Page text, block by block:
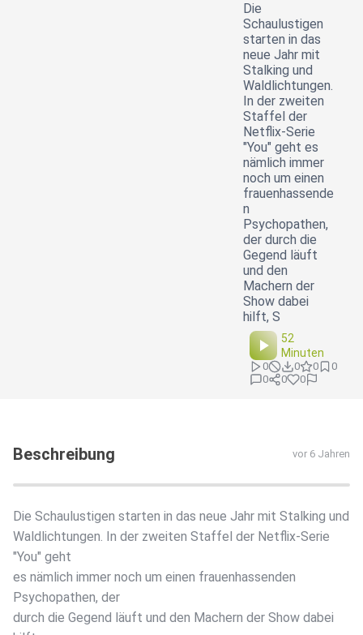
Die
Schaulustigen
starten in das
neue Jahr mit
Stalking und
Waldlichtungen.
In der zweiten
Staffel der
Netflix-Serie
"You" geht es
nämlich immer
noch um einen
frauenhassende
n
Psychopathen,
der durch die
Gegend läuft
und den
Machern der
Show dabei
hilft, S
52
Minuten
0 0 0
0
0
0 0
Beschreibung vor 6 Jahren
Die Schaulustigen starten in das neue Jahr mit Stalking und
Waldlichtungen. In der zweiten Staffel der Netflix-Serie
"You" geht
es nämlich immer noch um einen frauenhassenden
Psychopathen, der
durch die Gegend läuft und den Machern der Show dabei